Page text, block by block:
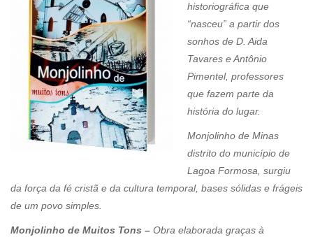
historiográfica que
“nasceu” a partir dos
sonhos de D. Aida
Tavares e Antônio
Pimentel, professores
que fazem parte da
história do lugar.
Monjolinho de Minas
distrito do município de
Lagoa Formosa, surgiu
da força da fé cristã e da cultura temporal, bases sólidas e frágeis
de um povo simples.
Monjolinho de Muitos Tons – Obra elaborada graças à